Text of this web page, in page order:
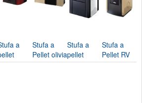
a
Stufa a
Pellet olivia
ceramica-
Stufa a
pellet
Monica-
Stufa a
Pellet RV
120-Ravelli